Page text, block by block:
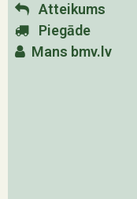
Atteikums
Piegāde
Mans bmv.lv